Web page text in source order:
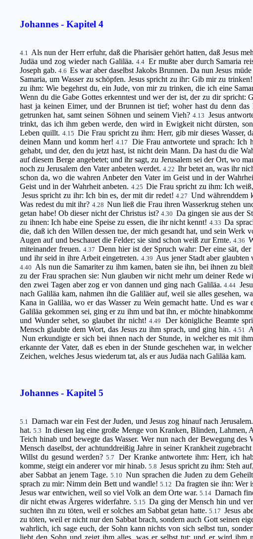
Johannes - Kapitel 4
4.1 Als nun der Herr erfuhr, daß die Pharisäer gehört hatten, daß Jesus
Judäa und zog wieder nach Galiläa. 4.4 Er mußte aber durch Samaria
Joseph gab.4.6 Es war aber daselbst Jakobs Brunnen. Da nun Jesus
Samaria, um Wasser zu schöpfen. Jesus spricht zu ihr: Gib mir zu
zu ihm: Wie begehrst du, ein Jude, von mir zu trinken, die ich eine
Wenn du die Gabe Gottes erkenntest und wer der ist, der zu dir
hast ja keinen Eimer, und der Brunnen ist tief; woher hast du denn das
getrunken hat, samt seinen Söhnen und seinem Vieh? 4.13 Jesus
trinkt, das ich ihm geben werde, den wird in Ewigkeit nicht dürsten,
Leben quillt. 4.15 Die Frau spricht zu ihm: Herr, gib mir dieses Wasser,
deinen Mann und komm her!4.17 Die Frau antwortete und sprach: Ich
gehabt, und der, den du jetzt hast, ist nicht dein Mann. Da hast du die
auf diesem Berge angebetet; und ihr sagt, zu Jerusalem sei der Ort, wo
noch zu Jerusalem den Vater anbeten werdet. 4.22 Ihr betet an, was ihr
schon da, wo die wahren Anbeter den Vater im Geist und in der
Geist und in der Wahrheit anbeten. 4.25 Die Frau spricht zu ihm: Ich
Jesus spricht zu ihr: Ich bin es, der mit dir redet!4.27 Und währenddem
Was redest du mit ihr? 4.28 Nun ließ die Frau ihren Wasserkrug stehen
getan habe! Ob dieser nicht der Christus ist?4.30 Da gingen sie aus der
zu ihnen: Ich habe eine Speise zu essen, die ihr nicht kennt! 4.33 Da
die, daß ich den Willen dessen tue, der mich gesandt hat, und sein Werk
Augen auf und beschauet die Felder; sie sind schon weiß zur Ernte.4.36
miteinander freuen. 4.37 Denn hier ist der Spruch wahr: Der eine sät, der
und ihr seid in ihre Arbeit eingetreten. 4.39 Aus jener Stadt aber
4.40 Als nun die Samariter zu ihm kamen, baten sie ihn, bei ihnen zu
zu der Frau sprachen sie: Nun glauben wir nicht mehr um deiner Rede
den zwei Tagen aber zog er von dannen und ging nach Galiläa.4.44
nach Galiläa kam, nahmen ihn die Galiläer auf, weil sie alles gesehen,
Kana in Galiläa, wo er das Wasser zu Wein gemacht hatte. Und es
Galiläa gekommen sei, ging er zu ihm und bat ihn, er möchte
und Wunder sehet, so glaubet ihr nicht! 4.49 Der königliche Beamte
Mensch glaubte dem Wort, das Jesus zu ihm sprach, und ging hin. 4.51
Nun erkundigte er sich bei ihnen nach der Stunde, in welcher es mit
erkannte der Vater, daß es eben in der Stunde geschehen war, in
Zeichen, welches Jesus wiederum tat, als er aus Judäa nach Galiläa kam.
Johannes - Kapitel 5
5.1 Darnach war ein Fest der Juden, und Jesus zog hinauf nach
hat.5.3 In diesen lag eine große Menge von Kranken, Blinden, Lahmen,
Teich hinab und bewegte das Wasser. Wer nun nach der Bewegung
Mensch daselbst, der achtunddreißig Jahre in seiner Krankheit
Willst du gesund werden? 5.7
Der Kranke antwortete ihm: Herr, ich
komme, steigt ein anderer vor mir hinab. 5.8 Jesus spricht zu ihm: Steh
aber Sabbat an jenem Tage. 5.10 Nun sprachen die Juden zu dem
sprach zu mir: Nimm dein Bett und wandle!5.12 Da fragten sie ihn: Wer
Jesus war entwichen, weil so viel Volk an dem Orte war.5.14 Darnach
dir nicht etwas Ärgeres widerfahre. 5.15 Da ging der Mensch hin und
suchten ihn zu töten, weil er solches am Sabbat getan hatte.5.17 Jesus
zu töten, weil er nicht nur den Sabbat brach, sondern auch Gott seinen
wahrlich, ich sage euch, der Sohn kann nichts von sich selbst tun,